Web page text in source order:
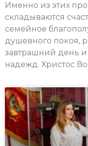
Именно из этих
складываются
семейное
душевного покоя,
завтрашний день
надежд. Христос